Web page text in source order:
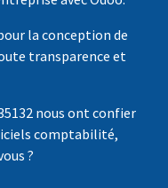
la conception de
transparence et
nous ont confier
comptabilité,
?